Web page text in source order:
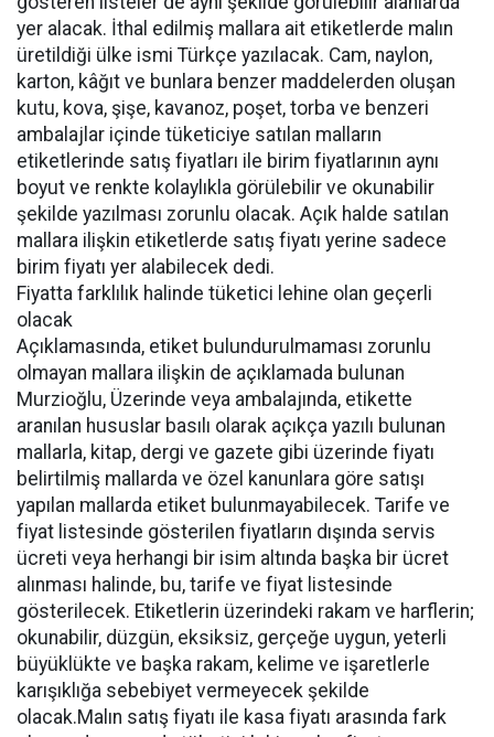
yer alacak. İthal edilmiş mallara ait etiketlerde malın
üretildiği ülke ismi Türkçe yazılacak. Cam, naylon,
karton, kâğıt ve bunlara benzer maddelerden oluşan
kutu, kova, şişe, kavanoz, poşet, torba ve benzeri
ambalajlar içinde tüketiciye satılan malların
etiketlerinde satış fiyatları ile birim fiyatlarının aynı
boyut ve renkte kolaylıkla görülebilir ve okunabilir
şekilde yazılması zorunlu olacak. Açık halde satılan
mallara ilişkin etiketlerde satış fiyatı yerine sadece
birim fiyatı yer alabilecek dedi.
Fiyatta farklılık halinde tüketici lehine olan geçerli
olacak
Açıklamasında, etiket bulundurulmaması zorunlu
olmayan mallara ilişkin de açıklamada bulunan
Murzioğlu, Üzerinde veya ambalajında, etikette
aranılan hususlar basılı olarak açıkça yazılı bulunan
mallarla, kitap, dergi ve gazete gibi üzerinde fiyatı
belirtilmiş mallarda ve özel kanunlara göre satışı
yapılan mallarda etiket bulunmayabilecek. Tarife ve
fiyat listesinde gösterilen fiyatların dışında servis
ücreti veya herhangi bir isim altında başka bir ücret
alınması halinde, bu, tarife ve fiyat listesinde
gösterilecek. Etiketlerin üzerindeki rakam ve harflerin;
okunabilir, düzgün, eksiksiz, gerçeğe uygun, yeterli
büyüklükte ve başka rakam, kelime ve işaretlerle
karışıklığa sebebiyet vermeyecek şekilde
olacak.Malın satış fiyatı ile kasa fiyatı arasında fark